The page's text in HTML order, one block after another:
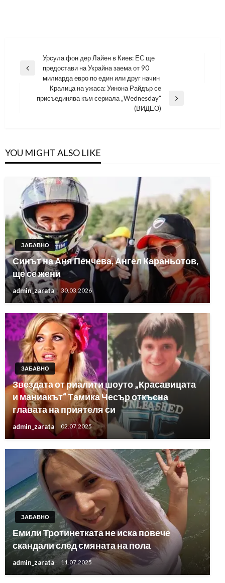
Навигация
Previous
Урсула фон дер Лайен в Киев: ЕС ще
предостави на Украйна заема от 90
милиарда евро по един или друг начин
Next
Кралица на ужаса: Уинона Райдър се
присъединява към сериала „Wednesday“
(ВИДЕО)
YOU MIGHT ALSO LIKE
ЗАБАВНО
Синът на Аня Пенчева, Ангел Караньотов,
ще се жени
admin_zarata 30.03.2026
ЗАБАВНО
Звездата от риалити шоуто „Красавицата
и маниакът“ Тамика Чесър откъсна
главата на приятеля си
admin_zarata 02.07.2025
ЗАБАВНО
Емили Тротинетката не иска повече
скандали след смяната на пола
admin_zarata 11.07.2025